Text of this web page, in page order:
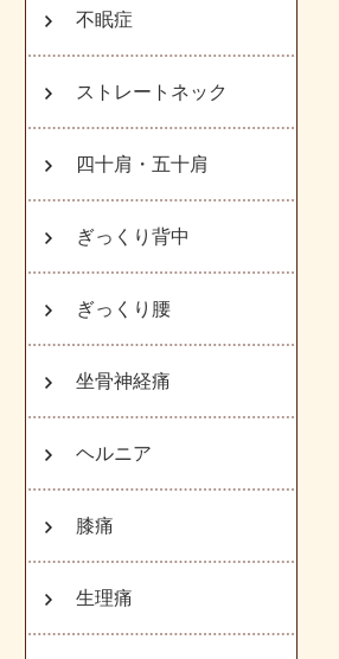
不眠症
ストレートネック
四十肩・五十肩
ぎっくり背中
ぎっくり腰
坐骨神経痛
ヘルニア
膝痛
生理痛